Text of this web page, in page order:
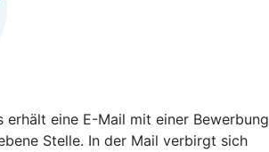
erhält eine E-Mail mit einer Bewerbung
Stelle. In der Mail verbirgt sich